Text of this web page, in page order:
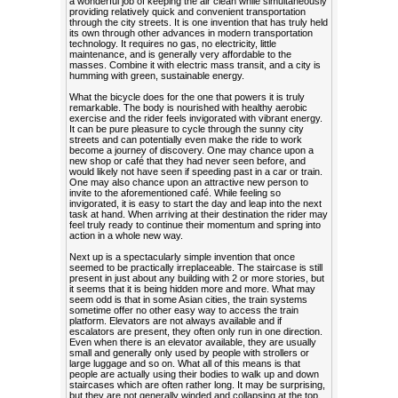
providing relatively quick and convenient transportation
through the city streets. It is one invention that has truly held
its own through other advances in modern transportation
technology. It requires no gas, no electricity, little
maintenance, and is generally very affordable to the
masses. Combine it with electric mass transit, and a city is
humming with green, sustainable energy.
What the bicycle does for the one that powers it is truly
remarkable. The body is nourished with healthy aerobic
exercise and the rider feels invigorated with vibrant energy.
It can be pure pleasure to cycle through the sunny city
streets and can potentially even make the ride to work
become a journey of discovery. One may chance upon a
new shop or café that they had never seen before, and
would likely not have seen if speeding past in a car or train.
One may also chance upon an attractive new person to
invite to the aforementioned café. While feeling so
invigorated, it is easy to start the day and leap into the next
task at hand. When arriving at their destination the rider may
feel truly ready to continue their momentum and spring into
action in a whole new way.
Next up is a spectacularly simple invention that once
seemed to be practically irreplaceable. The staircase is still
present in just about any building with 2 or more stories, but
it seems that it is being hidden more and more. What may
seem odd is that in some Asian cities, the train systems
sometime offer no other easy way to access the train
platform. Elevators are not always available and if
escalators are present, they often only run in one direction.
Even when there is an elevator available, they are usually
small and generally only used by people with strollers or
large luggage and so on. What all of this means is that
people are actually using their bodies to walk up and down
staircases which are often rather long. It may be surprising,
but they are not generally winded and collapsing at the top,